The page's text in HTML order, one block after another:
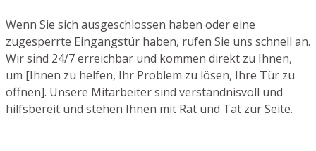
Wenn Sie sich ausgeschlossen haben oder eine
zugesperrte Eingangstür haben, rufen Sie uns schnell an.
Wir sind 24/7 erreichbar und kommen direkt zu Ihnen,
um [Ihnen zu helfen, Ihr Problem zu lösen, Ihre Tür zu
öffnen]. Unsere Mitarbeiter sind verständnisvoll und
hilfsbereit und stehen Ihnen mit Rat und Tat zur Seite.